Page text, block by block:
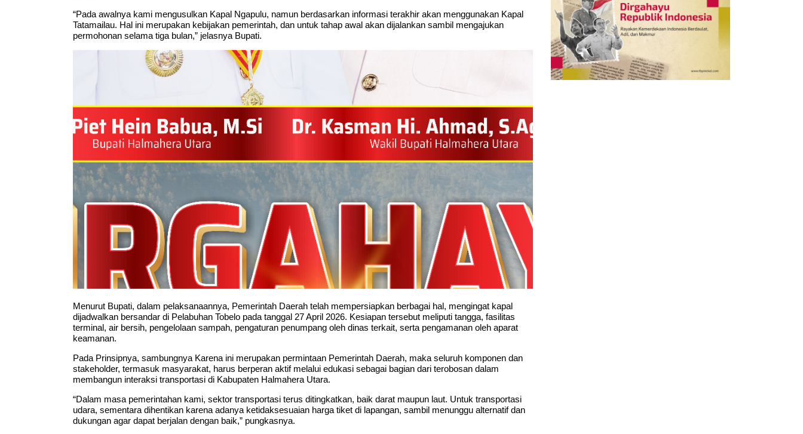
“Pada awalnya kami mengusulkan Kapal Ngapulu, namun berdasarkan informasi terakhir akan menggunakan Kapal
Tatamailau. Hal ini merupakan kebijakan pemerintah, dan untuk tahap awal akan dijalankan sambil mengajukan
permohonan selama tiga bulan,” jelasnya Bupati.
Menurut Bupati, dalam pelaksanaannya, Pemerintah Daerah telah mempersiapkan berbagai hal, mengingat kapal
dijadwalkan bersandar di Pelabuhan Tobelo pada tanggal 27 April 2026. Kesiapan tersebut meliputi tangga, fasilitas
terminal, air bersih, pengelolaan sampah, pengaturan penumpang oleh dinas terkait, serta pengamanan oleh aparat
keamanan.
Pada Prinsipnya, sambungnya Karena ini merupakan permintaan Pemerintah Daerah, maka seluruh komponen dan
stakeholder, termasuk masyarakat, harus berperan aktif melalui edukasi sebagai bagian dari terobosan dalam
membangun interaksi transportasi di Kabupaten Halmahera Utara.
“Dalam masa pemerintahan kami, sektor transportasi terus ditingkatkan, baik darat maupun laut. Untuk transportasi
udara, sementara dihentikan karena adanya ketidaksesuaian harga tiket di lapangan, sambil menunggu alternatif dan
dukungan agar dapat berjalan dengan baik,” pungkasnya.